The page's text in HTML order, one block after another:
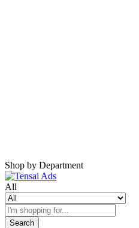
Shop by Department
All
Search